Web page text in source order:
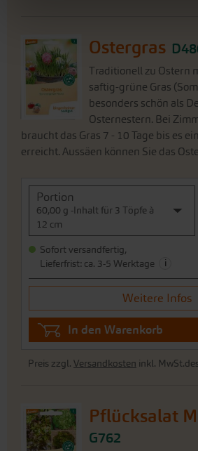
Ostergras
Traditionell zu Ostern
saftig-grüne Gras
besonders schön als
Osternestern. Bei
braucht das Gras 7 - 10 Tage bis es
erreicht. Aussäen können Sie das
Portion
60,00 g -Inhalt für 3 Töpfe à
12 cm
Sofort versandfertig,
Lieferfrist: ca. 3-5 Werktage
i
Weitere Infos
In den Warenkorb
Preis zzgl. Versandkosten inkl.
Pflücksalat
G762